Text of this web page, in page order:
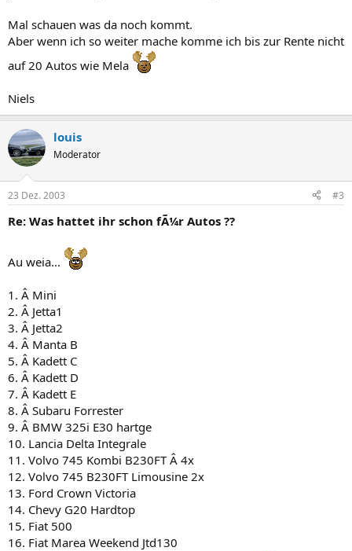
Mal schauen was da noch kommt.
Aber wenn ich so weiter mache komme ich bis zur Rente nicht
auf 20 Autos wie Mela
Niels
louis
Moderator
23 Dez. 2003 #3
Re: Was hattet ihr schon fÃ¼r Autos ??
Au weia...
1. Â Mini
2. Â Jetta1
3. Â Jetta2
4. Â Manta B
5. Â Kadett C
6. Â Kadett D
7. Â Kadett E
8. Â Subaru Forrester
9. Â BMW 325i E30 hartge
10. Lancia Delta Integrale
11. Volvo 745 Kombi B230FT Â 4x
12. Volvo 745 B230FT Limousine 2x
13. Ford Crown Victoria
14. Chevy G20 Hardtop
15. Fiat 500
16. Fiat Marea Weekend Jtd130